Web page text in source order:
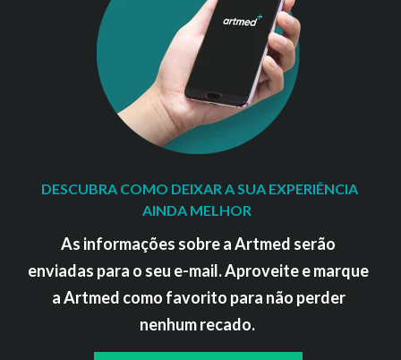
DESCUBRA COMO DEIXAR A SUA EXPERIÊNCIA
AINDA MELHOR
As informações sobre a Artmed serão
enviadas para o seu e-mail. Aproveite e marque
a Artmed como favorito para não perder
nenhum recado.